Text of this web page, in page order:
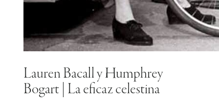
Lauren Bacall y Humphrey
Bogart | La eficaz celestina